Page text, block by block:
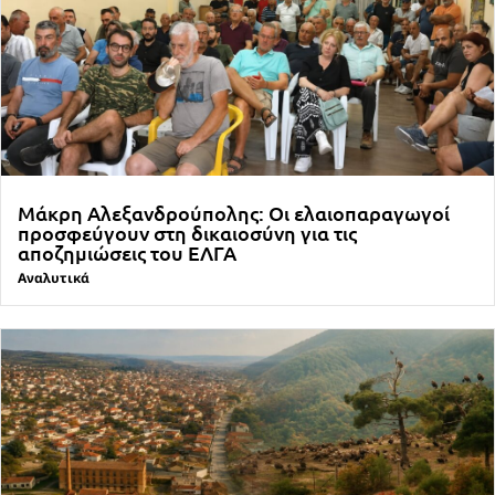
Μάκρη Αλεξανδρούπολης: Οι ελαιοπαραγωγοί
προσφεύγουν στη δικαιοσύνη για τις
αποζημιώσεις του ΕΛΓΑ
Αναλυτικά